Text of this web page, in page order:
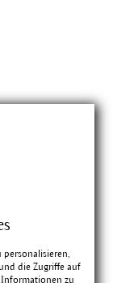
personalisieren,
die Zugriffe auf
Informationen zu